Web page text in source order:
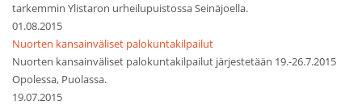
tarkemmin Ylistaron urheilupuistossa Seinäjoella.
01.08.2015
Nuorten kansainväliset palokuntakilpailut
Nuorten kansainväliset palokuntakilpailut järjestetään 19.-26.7.2015
Opolessa, Puolassa.
19.07.2015